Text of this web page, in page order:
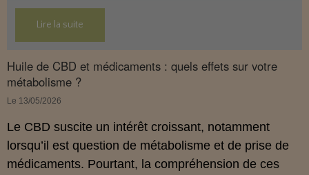
hygiène de vie adaptée.
Lire la suite
Huile de CBD et médicaments : quels effets sur votre
métabolisme ?
Le 13/05/2026
Le CBD suscite un intérêt croissant, notamment
lorsqu’il est question de métabolisme et de prise de
médicaments. Pourtant, la compréhension de ces